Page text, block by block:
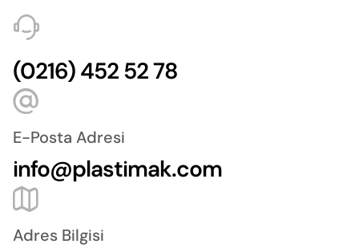
(0216) 452 52 78
E-Posta Adresi
info@plastimak.com
Adres Bilgisi